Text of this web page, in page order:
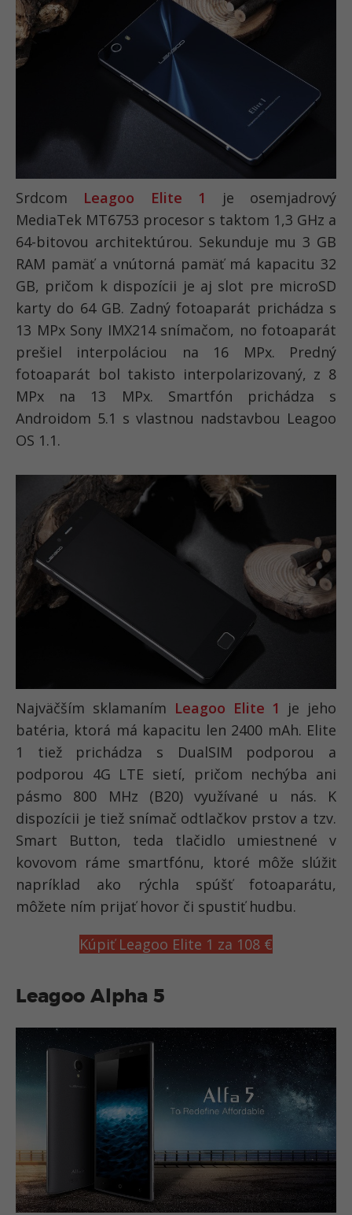
Srdcom Leagoo Elite 1
je osemjadrový
MediaTek MT6753 procesor s taktom 1,3 GHz a
64-bitovou architektúrou. Sekunduje mu 3 GB
RAM pamäť a vnútorná pamäť má kapacitu 32
GB, pričom k dispozícii je aj slot pre microSD
karty do 64 GB. Zadný fotoaparát prichádza s
13 MPx Sony IMX214 snímačom, no fotoaparát
prešiel interpoláciou na 16 MPx. Predný
fotoaparát bol takisto interpolarizovaný, z 8
MPx na 13 MPx. Smartfón prichádza s
Androidom 5.1 s vlastnou nadstavbou Leagoo
OS 1.1.
Najväčším sklamaním Leagoo Elite 1
je jeho
batéria, ktorá má kapacitu len 2400 mAh. Elite
1 tiež prichádza s DualSIM podporou a
podporou 4G LTE sietí, pričom nechýba ani
pásmo 800 MHz (B20) využívané u nás. K
dispozícii je tiež snímač odtlačkov prstov a tzv.
Smart Button, teda tlačidlo umiestnené v
kovovom ráme smartfónu, ktoré môže slúžiť
napríklad ako rýchla spúšť fotoaparátu,
môžete ním prijať hovor či spustiť hudbu.
Kúpiť Leagoo Elite 1 za 108 €
Leagoo Alpha 5